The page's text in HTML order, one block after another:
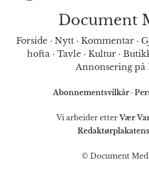
Document
Forside · Nytt · Kommentar ·
hofta· Tavle· Kultur·
Annonsering på
Abonnementsvilkår ·
Vi arbeider etterVær
Redaktørplakatens
© Document